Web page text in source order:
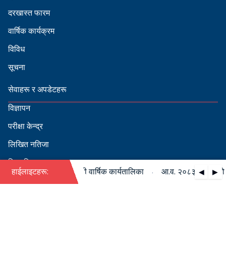
दरखास्त फारम
वार्षिक कार्यक्रम
विविध
सूचना
सेवाहरू र अपडेटहरू
विज्ञापन
परीक्षा केन्द्र
लिखित नतिजा
सिफारिस
हाईलाइटहरू: ◀ ▶
०८४ को पदपूर्ति सम्बन्धी वार्षिक कार्यतालिका आ.व. २०८३/०८४ को